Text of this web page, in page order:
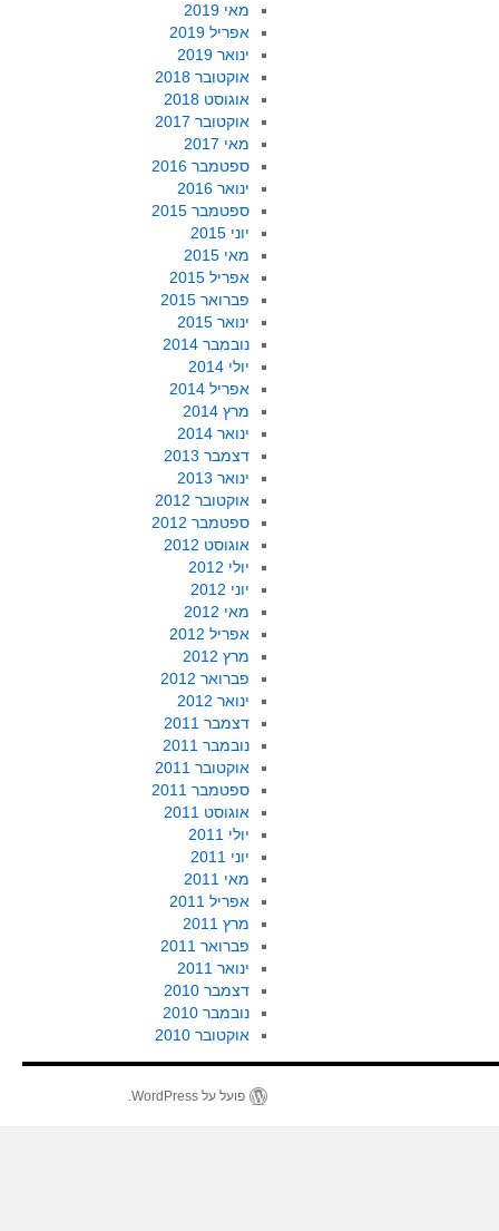
מאי 2019
אפריל 2019
ינואר 2019
אוקטובר 2018
אוגוסט 2018
אוקטובר 2017
מאי 2017
ספטמבר 2016
ינואר 2016
ספטמבר 2015
יוני 2015
מאי 2015
אפריל 2015
פברואר 2015
ינואר 2015
נובמבר 2014
יולי 2014
אפריל 2014
מרץ 2014
ינואר 2014
דצמבר 2013
ינואר 2013
אוקטובר 2012
ספטמבר 2012
אוגוסט 2012
יולי 2012
יוני 2012
מאי 2012
אפריל 2012
מרץ 2012
פברואר 2012
ינואר 2012
דצמבר 2011
נובמבר 2011
אוקטובר 2011
ספטמבר 2011
אוגוסט 2011
יולי 2011
יוני 2011
מאי 2011
אפריל 2011
מרץ 2011
פברואר 2011
ינואר 2011
דצמבר 2010
נובמבר 2010
אוקטובר 2010
פועל על WordPress.